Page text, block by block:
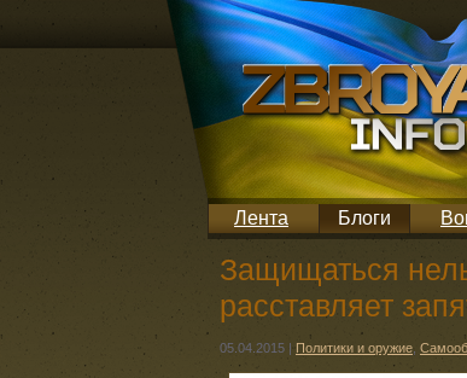
Лента Блоги
Защищаться
расставляет
05.04.2015 | Политики и оружие